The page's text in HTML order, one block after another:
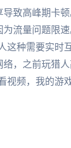
致高峰期卡
流量问题限
这种需要实时
，之前玩猎
视频，我的游